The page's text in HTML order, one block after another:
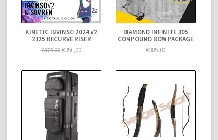
KINETIC INVINSO 2024 V2
2025 RECURVE RISER
€375,00 €350,00
DIAMOND INFINITE 305
COMPOUND BOW PACKAGE
€385,00